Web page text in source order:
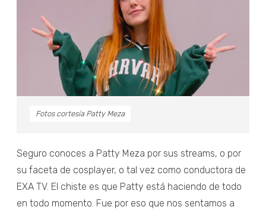
Fotos cortesía Patty Meza
Seguro conoces a Patty Meza por sus streams, o por
su faceta de cosplayer, o tal vez como conductora de
EXA TV. El chiste es que Patty está haciendo de todo
en todo momento. Fue por eso que nos sentamos a